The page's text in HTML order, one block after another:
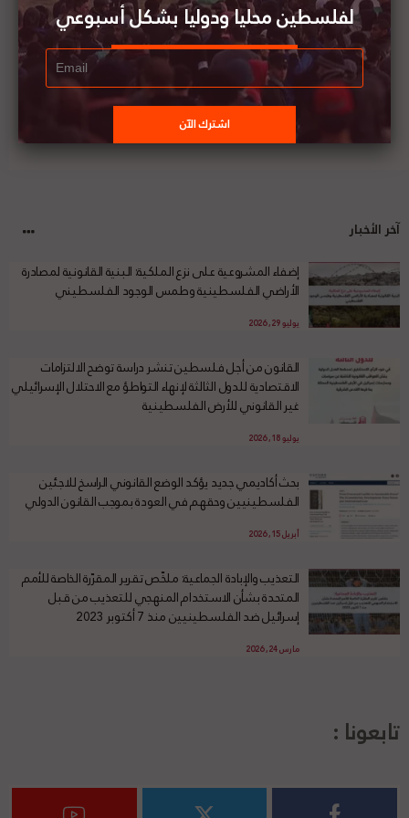
آخر الأخبار
إضفاء المشروعية على نزع الملكية: البنية القانونية لمصادرة
الأراضي الفلسطينية وطمس الوجود الفلسطيني
يوليو 29, 2026
القانون من أجل فلسطين تنشر دراسة توضح الالتزامات
الاقتصادية للدول الثالثة لإنهاء التواطؤ مع الاحتلال الإسرائيلي
غير القانوني للأرض الفلسطينية
يوليو 18, 2026
بحث أكاديمي جديد يؤكد الوضع القانوني الراسخ للاجئين
الفلسطينيين وحقهم في العودة بموجب القانون الدولي
أبريل 15, 2026
التعذيب والإبادة الجماعية: ملخّص تقرير المقرّرة الخاصة للأمم
المتحدة بشأن الاستخدام المنهجي للتعذيب من قبل
إسرائيل ضد الفلسطينيين منذ 7 أكتوبر 2023
مارس 24, 2026
تابعونا :
لفلسطين محليا ودوليا بشكل أسبوعي